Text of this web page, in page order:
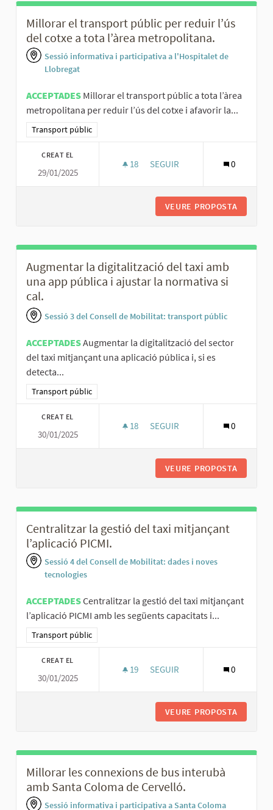
Millorar el transport públic per reduir l’ús
del cotxe a tota l’àrea metropolitana.
Sessió informativa i participativa a l'Hospitalet de
Llobregat
ACCEPTADES Millorar el transport públic a tota l’àrea
metropolitana per reduir l’ús del cotxe i afavorir la...
Resultats al filtrar per la categoria: Transport públic
Transport públic
CREAT EL
29/01/2025
18 18 SEGUIDORES
SEGUIR 0
VEURE PROPOSTA
Augmentar la digitalització del taxi amb
una app pública i ajustar la normativa si
cal.
Sessió 3 del Consell de Mobilitat: transport públic
ACCEPTADESAugmentar la digitalització del sector
del taxi mitjançant una aplicació pública i, si es
detecta...
Resultats al filtrar per la categoria: Transport públic
Transport públic
CREAT EL
30/01/2025
18 18 SEGUIDORES
SEGUIR 0
VEURE PROPOSTA
Centralitzar la gestió del taxi mitjançant
l’aplicació PICMI.
Sessió 4 del Consell de Mobilitat: dades i noves
tecnologies
ACCEPTADESCentralitzar la gestió del taxi mitjançant
l’aplicació PICMI amb les següents capacitats i...
Resultats al filtrar per la categoria: Transport públic
Transport públic
CREAT EL
30/01/2025
19 19 SEGUIDORES
SEGUIR 0
VEURE PROPOSTA
Millorar les connexions de bus interubà
amb Santa Coloma de Cervelló.
Sessió informativa i participativa a Santa Coloma